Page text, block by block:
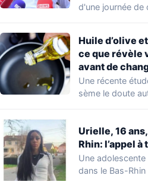
d'une journée de
Huile d’olive
ce que révèle
avant de
Une récente
sème le doute
Urielle, 16
Rhin: l’appel à
Une
dans le Bas-